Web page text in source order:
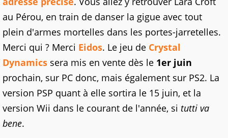
au Pérou, en train de danser la gigue avec tout
plein d'armes mortelles dans les portes-jarretelles.
Merci qui ? Merci Eidos. Le jeu de Crystal
Dynamics sera mis en vente dès le 1er juin
prochain, sur PC donc, mais également sur PS2. La
version PSP quant à elle sortira le 15 juin, et la
version Wii dans le courant de l'année, si tutti va
bene.